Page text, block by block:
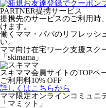
PARTNER提携サービス
提携先のサービスのご利用時
けます。
働くママ・パパのリフレッシ
い。
ママ向け在宅ワーク支援スク
「skimama」
スキママ会員サイトのTOPペ
ご利用料10% OFF
詳しくはこちらから
ママ限定オンラインコミュニ
「マミット」